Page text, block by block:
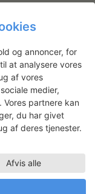
og annoncer, for
at analysere vores
af vores
medier,
partnere kan
du har givet
af deres tjenester.
Afvis alle